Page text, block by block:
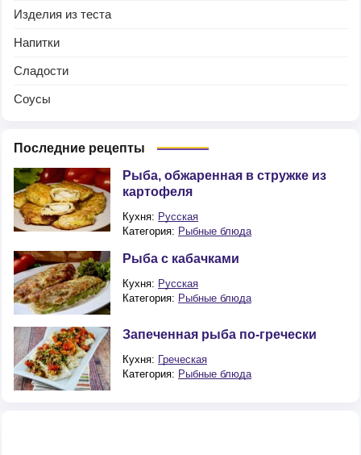
Изделия из теста
Напитки
Сладости
Соусы
Последние рецепты
Рыба, обжаренная в стружке из
картофеля
Кухня: Русская
Категория: Рыбные блюда
Рыба с кабачками
Кухня: Русская
Категория: Рыбные блюда
Запеченная рыба по-гречески
Кухня: Греческая
Категория: Рыбные блюда